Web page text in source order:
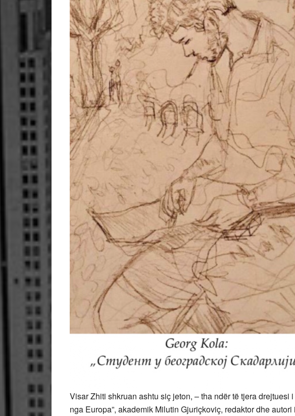
Visar Zhiti shkruan ashtu siç jeton, – tha ndër të tjera drejtuesi
nga Europa”, akademik Milutin Gjuriçkoviç, redaktor dhe